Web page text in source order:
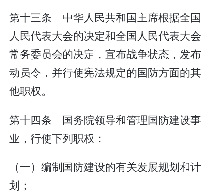
第十三条 中华人民共和国主席根据全国
人民代表大会的决定和全国人民代表大会
常务委员会的决定，宣布战争状态，发布
动员令，并行使宪法规定的国防方面的其
他职权。
第十四条 国务院领导和管理国防建设事
业，行使下列职权：
（一）编制国防建设的有关发展规划和计
划；